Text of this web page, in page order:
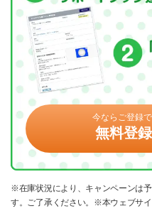
今ならご登録
無料登
※在庫状況により、キャンペーンは
す。ご了承ください。※本ウェブサ